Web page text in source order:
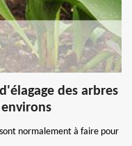
des arbres
normalement à faire pour